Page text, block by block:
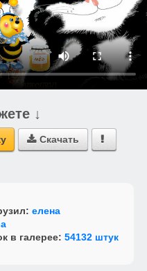
↓
 Скачать 
елена
в галерее: 54132 штук